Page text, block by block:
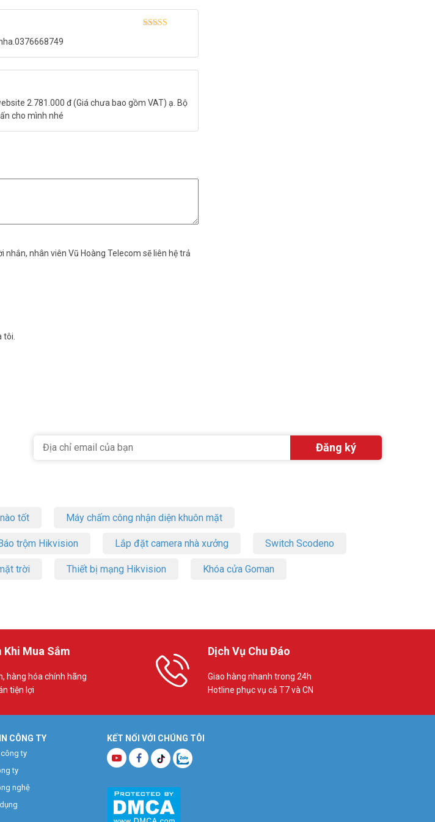
2.781.000 đ (Giá chưa bao gồm VAT) ạ. Bộ
cho mình nhé
nhắn, nhân viên Vũ Hoàng Telecom sẽ liên hệ trả
tôi.
tốt Máy chấm công nhận diện khuôn mặt
trộm Hikvision Lắp đặt camera nhà xưởng Switch Scodeno
trời Thiết bị mạng Hikvision Khóa cửa Goman
Khi Mua Sắm
hàng hóa chính hãng
tiện lợi
Dịch Vụ Chu Đáo
Giao hàng nhanh trong 24h
Hotline phục vụ cả T7 và CN
KẾT NỐI VỚI CHÚNG TÔI
CÔNG TY
ty
ty
nghệ